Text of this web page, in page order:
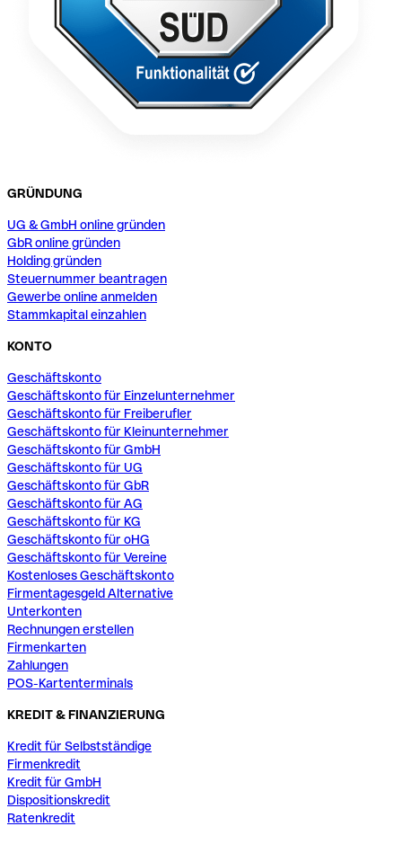
GRÜNDUNG
UG & GmbH online gründen
GbR online gründen
Holding gründen
Steuernummer beantragen
Gewerbe online anmelden
Stammkapital einzahlen
KONTO
Geschäftskonto
Geschäftskonto für Einzelunternehmer
Geschäftskonto für Freiberufler
Geschäftskonto für Kleinunternehmer
Geschäftskonto für GmbH
Geschäftskonto für UG
Geschäftskonto für GbR
Geschäftskonto für AG
Geschäftskonto für KG
Geschäftskonto für oHG
Geschäftskonto für Vereine
Kostenloses Geschäftskonto
Firmentagesgeld Alternative
Unterkonten
Rechnungen erstellen
Firmenkarten
Zahlungen
POS-Kartenterminals
KREDIT & FINANZIERUNG
Kredit für Selbstständige
Firmenkredit
Kredit für GmbH
Dispositionskredit
Ratenkredit